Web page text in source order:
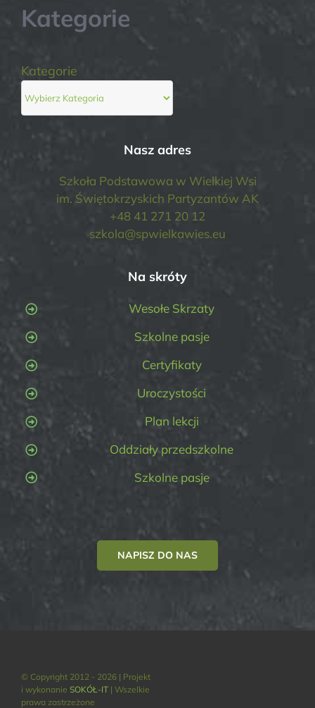
Kategorie
Kategorie
Nasz adres
Szkoła Podstawowa w Wielkiej Wsi
im. Świętokrzyskich Partyzantów AK
+48 41 271 20 12
szkola@spwielkawies.eu
Na skróty
Wesołe Skrzaty
Szkolne pasje
Certyfikaty
Uroczystości
Plan lekcji
Oddziały przedszkolne
Szkolne pasje
NAPISZ DO NAS
© Copyright 2012 - 2026 | Projekt
i wykonanie SOKÓŁ-IT| Wszelkie
prawa zastrzeżone